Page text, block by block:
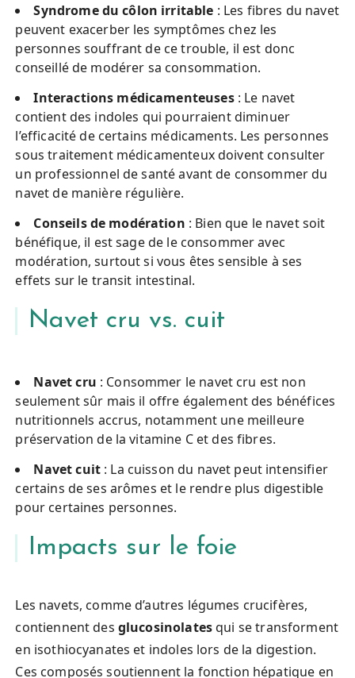
Syndrome du côlon irritable : Les fibres du navet
peuvent exacerber les symptômes chez les
personnes souffrant de ce trouble, il est donc
conseillé de modérer sa consommation.
Interactions médicamenteuses: Le navet
contient des indoles qui pourraient diminuer
l’efficacité de certains médicaments. Les personnes
sous traitement médicamenteux doivent consulter
un professionnel de santé avant de consommer du
navet de manière régulière.
Conseils de modération : Bien que le navet soit
bénéfique, il est sage de le consommer avec
modération, surtout si vous êtes sensible à ses
effets sur le transit intestinal.
Navet cru vs. cuit
Navet cru : Consommer le navet cru est non
seulement sûr mais il offre également des bénéfices
nutritionnels accrus, notamment une meilleure
préservation de la vitamine C et des fibres.
Navet cuit: La cuisson du navet peut intensifier
certains de ses arômes et le rendre plus digestible
pour certaines personnes.
Impacts sur le foie
Les navets, comme d’autres légumes crucifères,
contiennent des glucosinolatesqui se transforment
en isothiocyanates et indoles lors de la digestion.
Ces composés soutiennent la fonction hépatique en